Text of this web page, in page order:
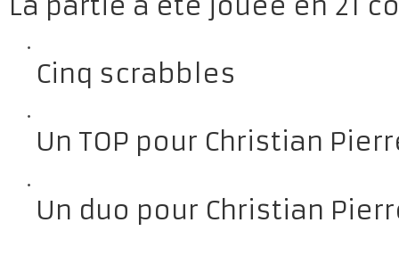
Cinq scrabbles
Un TOP pour Christian
Un duo pour Christian